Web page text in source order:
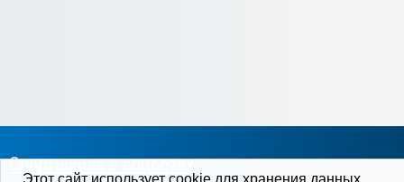
Спортшкола в соцсетях
Этот сайт использует cookie для хранения данных.